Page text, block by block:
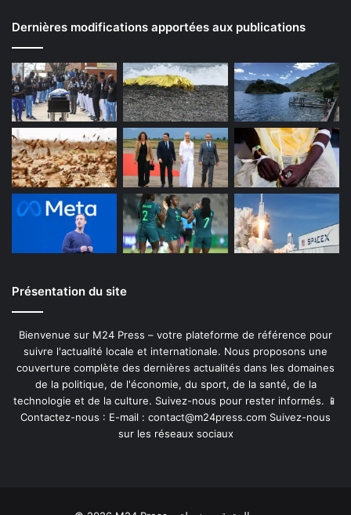
Dernières modifications apportées aux publications
Présentation du site
Bienvenue sur M24 Press – votre plateforme de référence pour
suivre l'actualité locale et internationale. Nous proposons une
couverture complète des dernières actualités dans les domaines
de la politique, de l'économie, du sport, de la santé, de la
technologie et de la culture. Suivez-nous pour rester informés. 📱
Contactez-nous : E-mail : contact@m24press.com Suivez-nous
sur les réseaux sociaux